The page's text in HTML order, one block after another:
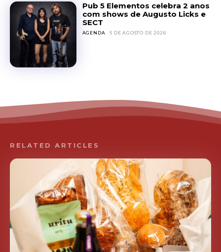
Pub 5 Elementos celebra 2 anos
com shows de Augusto Licks e
SECT
AGENDA 5 DE AGOSTO DE 2026
RELATED ARTICLES